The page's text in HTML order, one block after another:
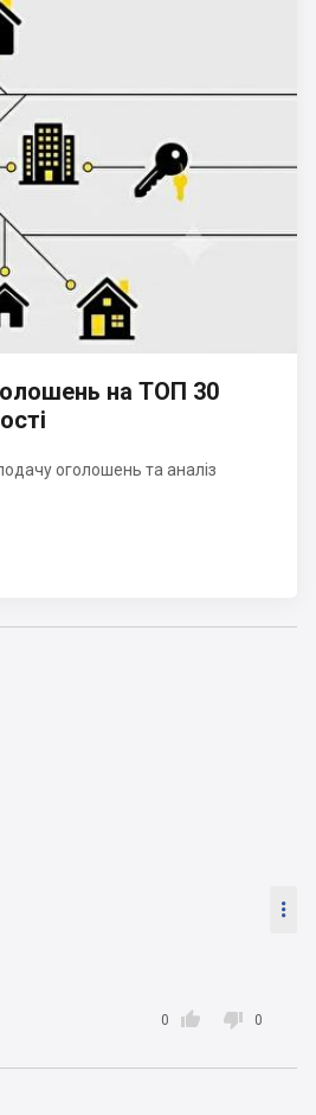


0  0
на ТОП 30
оголошень та аналіз